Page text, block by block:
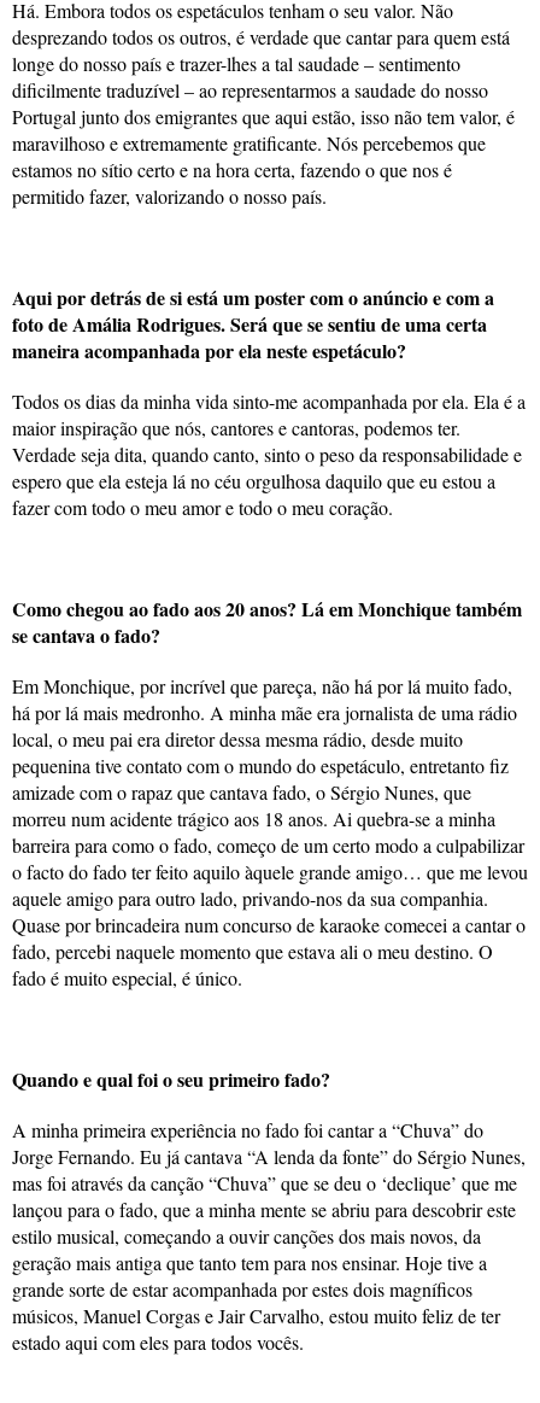
Há. Embora todos os espetáculos tenham o seu valor. Não
desprezando todos os outros, é verdade que cantar para quem está
longe do nosso país e trazer-lhes a tal saudade – sentimento
dificilmente traduzível – ao representarmos a saudade do nosso
Portugal junto dos emigrantes que aqui estão, isso não tem valor, é
maravilhoso e extremamente gratificante. Nós percebemos que
estamos no sítio certo e na hora certa, fazendo o que nos é
permitido fazer, valorizando o nosso país.
Aqui por detrás de si está um poster com o anúncio e com a
foto de Amália Rodrigues. Será que se sentiu de uma certa
maneira acompanhada por ela neste espetáculo?
Todos os dias da minha vida sinto-me acompanhada por ela. Ela é a
maior inspiração que nós, cantores e cantoras, podemos ter.
Verdade seja dita, quando canto, sinto o peso da responsabilidade e
espero que ela esteja lá no céu orgulhosa daquilo que eu estou a
fazer com todo o meu amor e todo o meu coração.
Como chegou ao fado aos 20 anos? Lá em Monchique também
se cantava o fado?
Em Monchique, por incrível que pareça, não há por lá muito fado,
há por lá mais medronho. A minha mãe era jornalista de uma rádio
local, o meu pai era diretor dessa mesma rádio, desde muito
pequenina tive contato com o mundo do espetáculo, entretanto fiz
amizade com o rapaz que cantava fado, o Sérgio Nunes, que
morreu num acidente trágico aos 18 anos. Ai quebra-se a minha
barreira para como o fado, começo de um certo modo a culpabilizar
o facto do fado ter feito aquilo àquele grande amigo… que me levou
aquele amigo para outro lado, privando-nos da sua companhia.
Quase por brincadeira num concurso de karaoke comecei a cantar o
fado, percebi naquele momento que estava ali o meu destino. O
fado é muito especial, é único.
Quando e qual foi o seu primeiro fado?
A minha primeira experiência no fado foi cantar a “Chuva” do
Jorge Fernando. Eu já cantava “A lenda da fonte” do Sérgio Nunes,
mas foi através da canção “Chuva” que se deu o ‘declique’ que me
lançou para o fado, que a minha mente se abriu para descobrir este
estilo musical, começando a ouvir canções dos mais novos, da
geração mais antiga que tanto tem para nos ensinar. Hoje tive a
grande sorte de estar acompanhada por estes dois magníficos
músicos, Manuel Corgas e Jair Carvalho, estou muito feliz de ter
estado aqui com eles para todos vocês.